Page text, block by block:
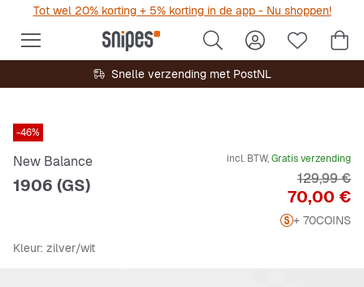
Tot wel 20% korting + 5% korting in de app - Nu shoppen!
Snelle verzending met PostNL
-46%
New Balance
1906 (GS)
incl. BTW,Gratis verzending
Prijs
70,00 €
Originele
129,99 €
+ 70COINS
Kleur: zilver/wit